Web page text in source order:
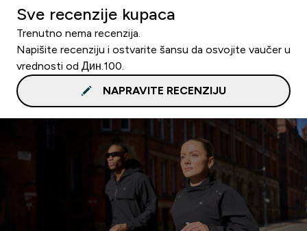
Sve recenzije kupaca
Trenutno nema recenzija.
Napišite recenziju i ostvarite šansu da osvojite vaučer u
vrednosti od Дин.100.
NAPRAVITE RECENZIJU